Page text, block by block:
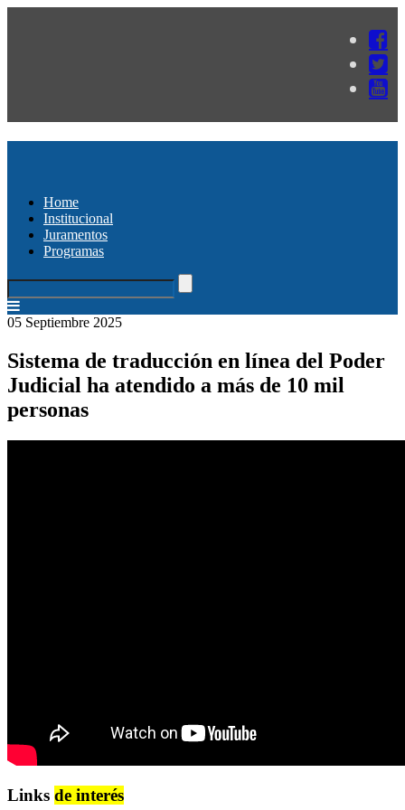
Home
Institucional
Juramentos
Programas
05 Septiembre 2025
Sistema de traducción en línea del Poder
Judicial ha atendido a más de 10 mil
personas
Links de interés